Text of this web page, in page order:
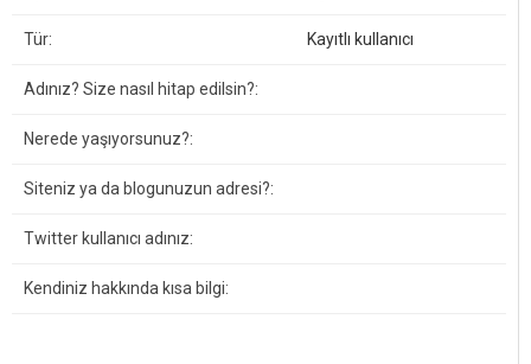
Tür: Kayıtlı kullanıcı
Adınız? Size nasıl hitap edilsin?:
Nerede yaşıyorsunuz?:
Siteniz ya da blogunuzun adresi?:
Twitter kullanıcı adınız:
Kendiniz hakkında kısa bilgi: